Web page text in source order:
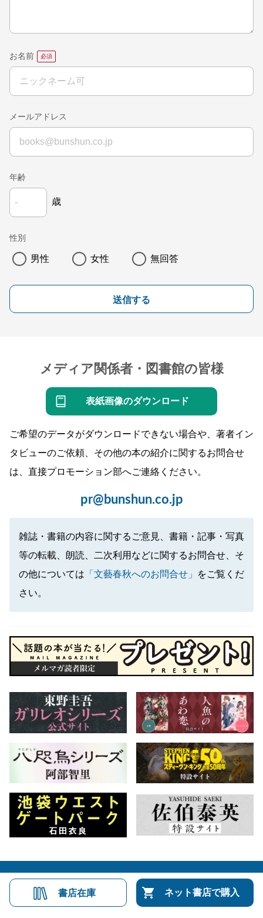
お名前
メールアドレス
年齢
歳
性別
男性 女性 無回答
送信する
メディア関係者・図書館の皆様
表紙画像のダウンロード
ご希望のデータがダウンロードできない場合や、著者イン
タビューのご依頼、その他の本の紹介に関するお問合せ
は、直接プロモーション部へご連絡ください。
pr@bunshun.co.jp
雑誌・書籍の内容に関するご意見、書籍・記事・写真
等の転載、朗読、二次利用などに関するお問合せ、そ
の他については 「文藝春秋へのお問合せ」
をご覧くだ
さい。
書店在庫 ネット書店で購入
会社概要 自費出版のご案内 お問合せ
株式会社文藝春秋 Number Web
CREA WEB
Copyright © Bungeishunju Ltd.